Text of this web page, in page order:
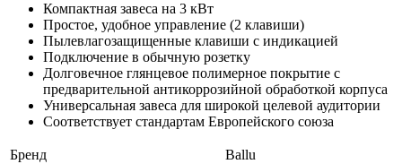
Компактная завеса на 3 кВт
Простое, удобное управление (2 клавиши)
Пылевлагозащищенные клавиши с индикацией
Подключение в обычную розетку
Долговечное глянцевое полимерное покрытие с
предварительной антикоррозийной обработкой корпуса
Универсальная завеса для широкой целевой аудитории
Соответствует стандартам Европейского союза
Бренд
Ballu